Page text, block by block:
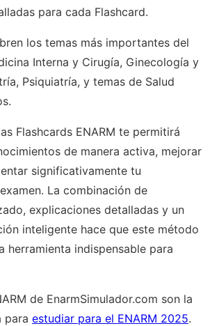
para cada Flashcard.
los temas más importantes del
Interna y Cirugía, Ginecología y
Psiquiatría, y temas de Salud
Flashcards ENARM te permitirá
de manera activa, mejorar
significativamente tu
La combinación de
explicaciones detalladas y un
inteligente hace que este método
herramienta indispensable para
de EnarmSimulador.com son la
para estudiar para el ENARM 2025.